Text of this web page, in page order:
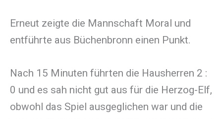
Erneut zeigte die Mannschaft Moral und
entführte aus Büchenbronn einen Punkt.
Nach 15 Minuten führten die Hausherren 2 :
0 und es sah nicht gut aus für die Herzog-Elf,
obwohl das Spiel ausgeglichen war und die